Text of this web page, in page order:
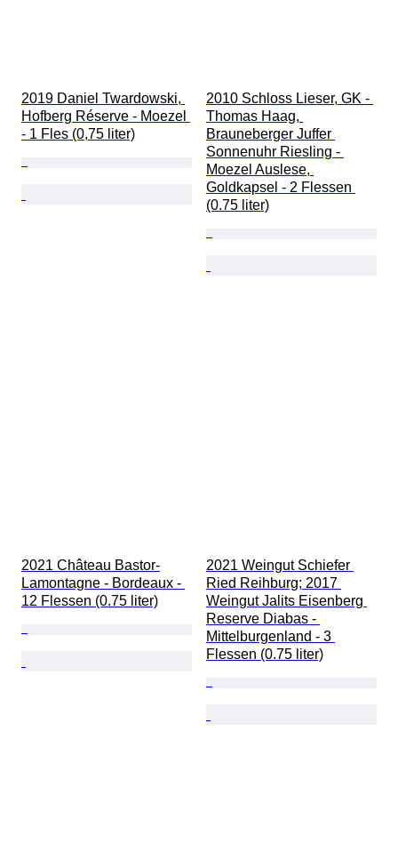
2019 Daniel Twardowski,
Hofberg Réserve - Moezel
- 1 Fles (0,75 liter)
2010 Schloss Lieser, GK -
Thomas Haag,
Brauneberger Juffer
Sonnenuhr Riesling -
Moezel Auslese,
Goldkapsel - 2 Flessen
(0.75 liter)
2021 Château Bastor-
Lamontagne - Bordeaux -
12 Flessen (0.75 liter)
2021 Weingut Schiefer
Ried Reihburg; 2017
Weingut Jalits Eisenberg
Reserve Diabas -
Mittelburgenland - 3
Flessen (0.75 liter)